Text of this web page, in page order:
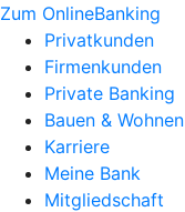
Zum OnlineBanking
Privatkunden
Firmenkunden
Private Banking
Bauen & Wohnen
Karriere
Meine Bank
Mitgliedschaft